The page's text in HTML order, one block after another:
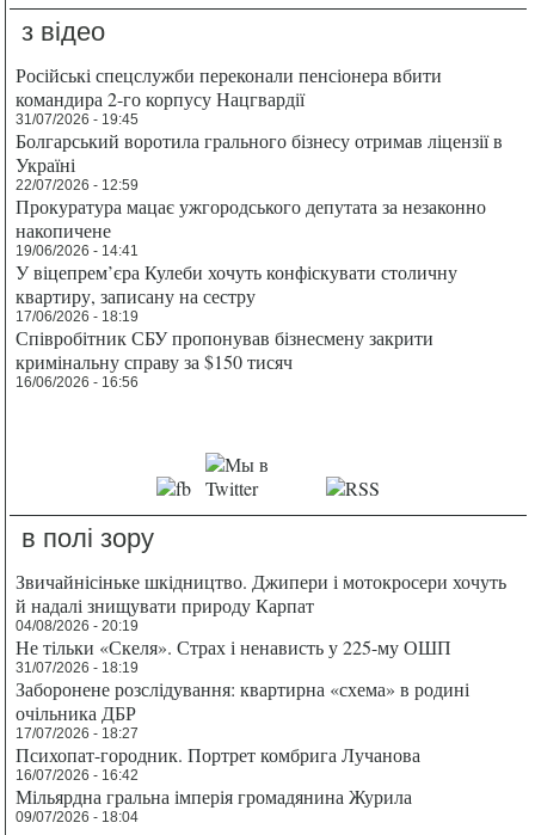
з відео
Російські спецслужби переконали пенсіонера вбити
командира 2-го корпусу Нацгвардії
31/07/2026 - 19:45
Болгарський воротила грального бізнесу отримав ліцензії в
Україні
22/07/2026 - 12:59
Прокуратура мацає ужгородського депутата за незаконно
накопичене
19/06/2026 - 14:41
У віцепрем’єра Кулеби хочуть конфіскувати столичну
квартиру, записану на сестру
17/06/2026 - 18:19
Співробітник СБУ пропонував бізнесмену закрити
кримінальну справу за $150 тисяч
16/06/2026 - 16:56
в полі зору
Звичайнісіньке шкідництво. Джипери і мотокросери хочуть
й надалі знищувати природу Карпат
04/08/2026 - 20:19
Не тільки «Скеля». Страх і ненависть у 225-му ОШП
31/07/2026 - 18:19
Заборонене розслідування: квартирна «схема» в родині
очільника ДБР
17/07/2026 - 18:27
Психопат-городник. Портрет комбрига Лучанова
16/07/2026 - 16:42
Мільярдна гральна імперія громадянина Журила
09/07/2026 - 18:04